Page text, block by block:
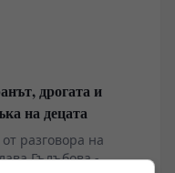
дрогата и
на децата
разговора на
Гълъбова -